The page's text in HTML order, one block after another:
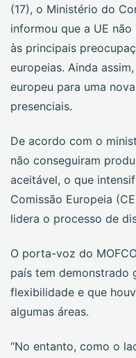
(17), o Ministério do
informou que a UE
às principais
europeias. Ainda
europeu para uma
presenciais.
De acordo com o
não conseguiram
aceitável, o que
Comissão Europeia
lidera o processo de
O porta-voz do
país tem demonstrado
flexibilidade e que
algumas áreas.
“No entanto, como o